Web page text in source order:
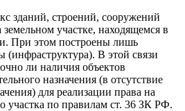
зданий, строений, сооружений
земельном участке, находящемся в
При этом построены лишь
(инфраструктура). В этой связи
ли наличия объектов
назначения (в отсутствие
для реализации права на
участка по правилам ст. 36 ЗК РФ.